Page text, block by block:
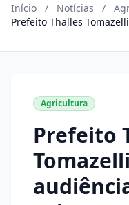
Início / Notícias /
Prefeito Thalles
Agricultura
Prefeito